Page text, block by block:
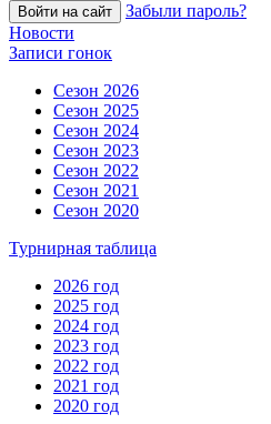
Войти на сайт
Забыли пароль?
Новости
Записи гонок
Сезон 2026
Сезон 2025
Сезон 2024
Сезон 2023
Сезон 2022
Сезон 2021
Сезон 2020
Турнирная таблица
2026 год
2025 год
2024 год
2023 год
2022 год
2021 год
2020 год